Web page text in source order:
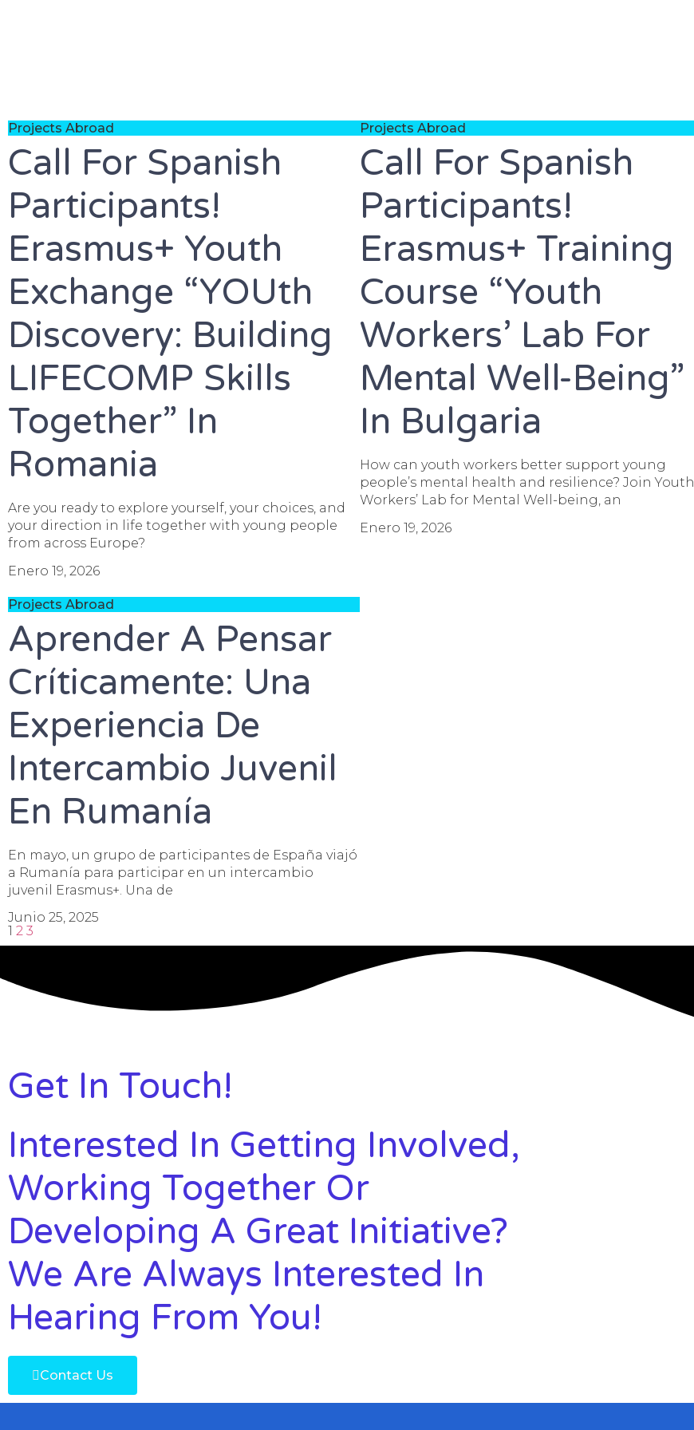
Projects Abroad
Call For Spanish
Participants!
Erasmus+ Youth
Exchange “YOUth
Discovery: Building
LIFECOMP Skills
Together” In
Romania
Are you ready to explore yourself, your choices, and
your direction in life together with young people
from across Europe?
Enero 19, 2026
Projects Abroad
Call For Spanish
Participants!
Erasmus+ Training
Course “Youth
Workers’ Lab For
Mental Well-Being”
In Bulgaria
How can youth workers better support young
people’s mental health and resilience? Join Youth
Workers’ Lab for Mental Well-being, an
Enero 19, 2026
Projects Abroad
Aprender A Pensar
Críticamente: Una
Experiencia De
Intercambio Juvenil
En Rumanía
En mayo, un grupo de participantes de España viajó
a Rumanía para participar en un intercambio
juvenil Erasmus+. Una de
Junio 25, 2025
1 2 3
Get In Touch!
Interested In Getting Involved,
Working Together Or
Developing A Great Initiative?
We Are Always Interested In
Hearing From You!
Contact Us